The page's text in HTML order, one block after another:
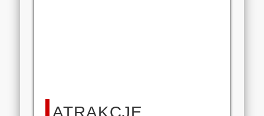
ATRAKCJE